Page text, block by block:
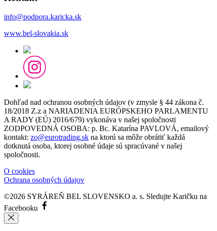
info@podpora.karicka.sk
www.bel-slovakia.sk
Dohľad nad ochranou osobných údajov (v zmysle § 44 zákona č.
18/2018 Z.z a NARIADENIA EURÓPSKEHO PARLAMENTU
A RADY (EÚ) 2016/679) vykonáva v našej spoločnosti
ZODPOVEDNÁ OSOBA: p. Bc. Katarína PAVLOVÁ, emailový
kontakt: zo@eurotrading.sk na ktorú sa môže obrátiť každá
dotknutá osoba, ktorej osobné údaje sú spracúvané v našej
spoločnosti.
O cookies
Ochrana osobných údajov
©2026 SYRÁREŇ BEL SLOVENSKO a. s. Sledujte Karičku na
Facebooku